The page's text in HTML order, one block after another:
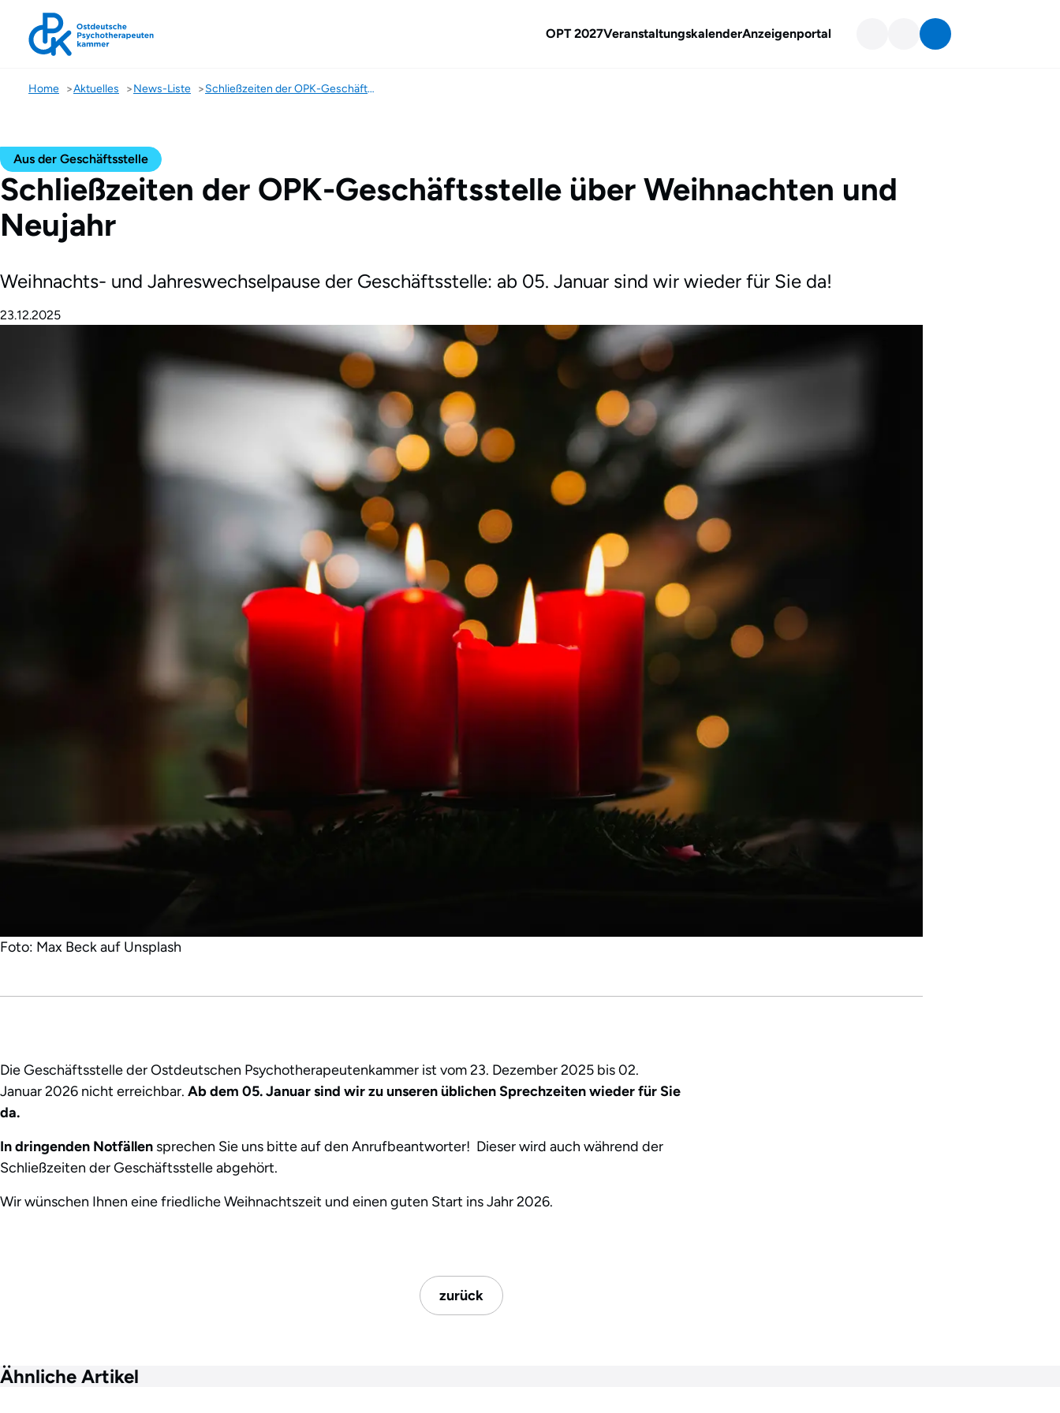
OPT 2027VeranstaltungskalenderAnzeigenportal
Home Aktuelles News-Liste Schließzeiten der OPK-Geschäftsstelle über Weihnachten und Neujahr
Schließzeiten der OPK-Geschäftsstelle über Weihnachten und
Neujahr
23.12.2025
Weihnachts- und Jahreswechselpause der Geschäftsstelle: ab 05. Januar sind wir wieder für Sie da!
Aus der Geschäftsstelle
Foto: Max Beck auf Unsplash
Die Geschäftsstelle der Ostdeutschen Psychotherapeutenkammer ist vom 23. Dezember 2025 bis 02.
Januar 2026 nicht erreichbar. Ab dem 05. Januar sind wir zu unseren üblichen Sprechzeiten wieder für Sie
da.
In dringenden Notfällen sprechen Sie uns bitte auf den Anrufbeantworter! Dieser wird auch während der
Schließzeiten der Geschäftsstelle abgehört.
Wir wünschen Ihnen eine friedliche Weihnachtszeit und einen guten Start ins Jahr 2026.
zurück
Ähnliche Artikel